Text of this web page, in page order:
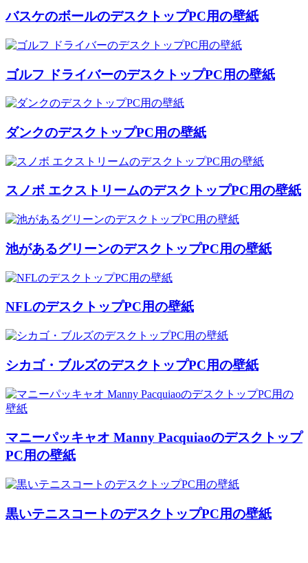
バスケのボールのデスクトップPC用の壁紙
ゴルフ ドライバーのデスクトップPC用の壁紙
ダンクのデスクトップPC用の壁紙
スノボ エクストリームのデスクトップPC用の壁紙
池があるグリーンのデスクトップPC用の壁紙
NFLのデスクトップPC用の壁紙
シカゴ・ブルズのデスクトップPC用の壁紙
マニーパッキャオ Manny Pacquiaoのデスクトップ
PC用の壁紙
黒いテニスコートのデスクトップPC用の壁紙